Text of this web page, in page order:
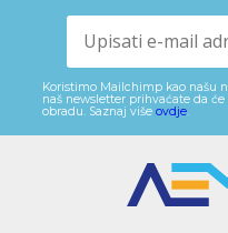
Koristimo Mailchimp kao našu
naš newsletter prihvaćate da
obradu. Saznaj više ovdje.